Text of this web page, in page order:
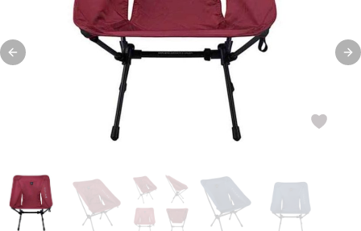
Previous slide